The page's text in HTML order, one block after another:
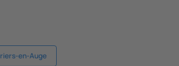
en-Auge